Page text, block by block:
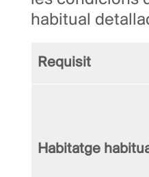
habitual
Requisit
Habitatge